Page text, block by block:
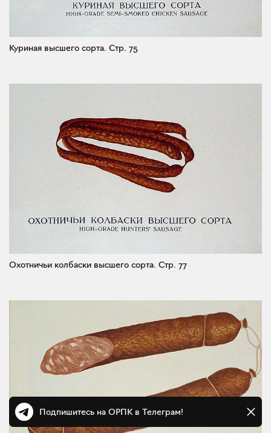
Куриная высшего сорта. Стр. 75
Охотничьи колбаски высшего сорта. Стр. 77
Подпишитесь на ОРПК в Телеграм!